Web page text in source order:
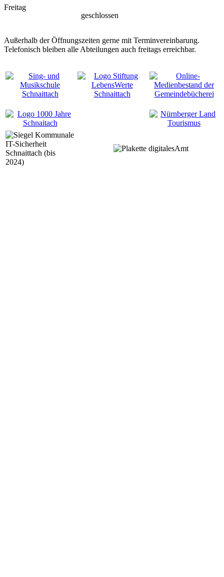
Freitag
geschlossen
Außerhalb der Öffnungszeiten gerne mit Terminvereinbarung.
Telefonisch bleiben alle Abteilungen auch freitags erreichbar.